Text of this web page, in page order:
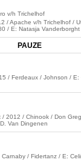
v/h Trichelhof
/ Apache v/h Trichelhof /
/ E: Natasja
PAUZE
/ Ferdeaux / Johnson / E:
/ 2012 / Chinook / Don
Van Dingenen
/ Fidertanz / E: